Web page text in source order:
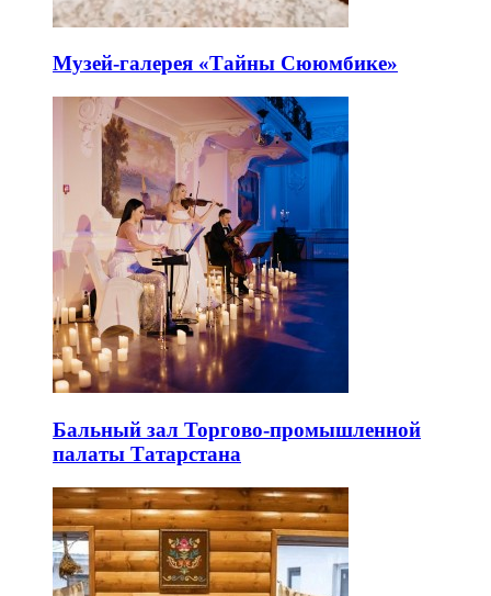
Музей-галерея «Тайны Сююмбике»
Бальный зал Торгово-промышленной
палаты Татарстана